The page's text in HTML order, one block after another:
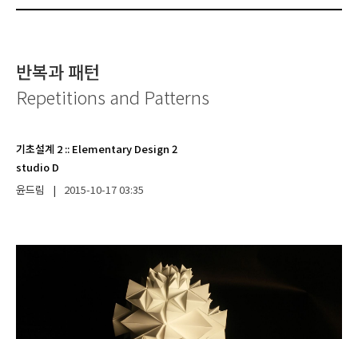
반복과 패턴
Repetitions and Patterns
기초설계 2 :: Elementary Design 2
studio D
윤드림
| 2015-10-1703:35